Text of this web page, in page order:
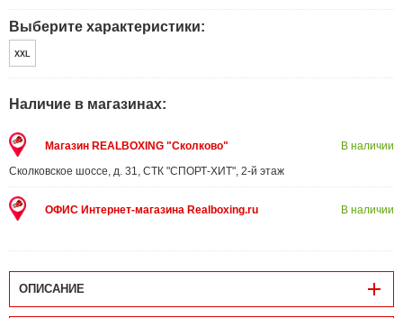
Выберите характеристики:
XXL
Наличие в магазинах:
Магазин REALBOXING "Сколково"
Сколковское шоссе, д. 31, СТК "СПОРТ-ХИТ", 2-й этаж
В наличии
ОФИС Интернет-магазина Realboxing.ru В наличии
ОПИСАНИЕ